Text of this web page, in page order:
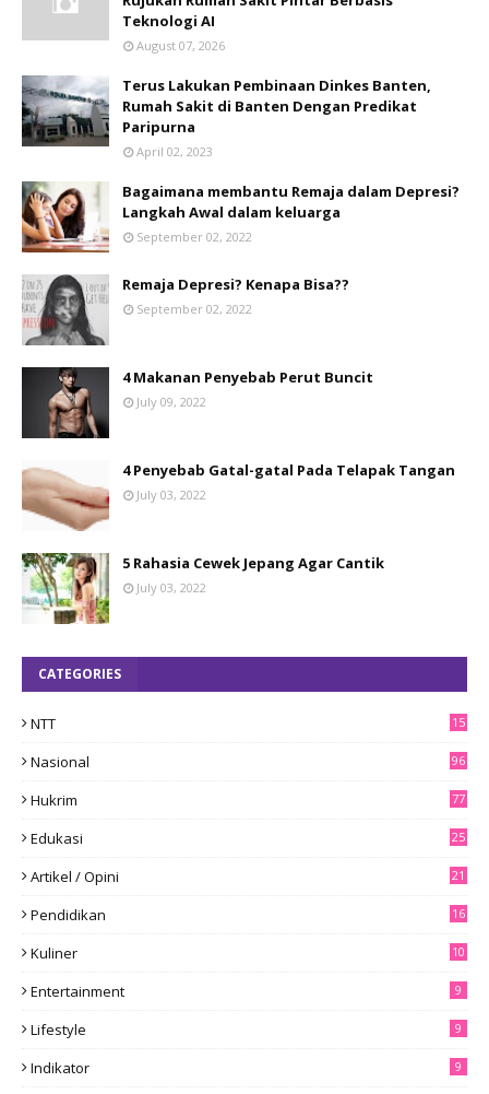
Teknologi AI
August 07, 2026
Terus Lakukan Pembinaan Dinkes Banten,
Rumah Sakit di Banten Dengan Predikat
Paripurna
April 02, 2023
Bagaimana membantu Remaja dalam Depresi?
Langkah Awal dalam keluarga
September 02, 2022
Remaja Depresi? Kenapa Bisa??
September 02, 2022
4 Makanan Penyebab Perut Buncit
July 09, 2022
4 Penyebab Gatal-gatal Pada Telapak Tangan
July 03, 2022
5 Rahasia Cewek Jepang Agar Cantik
July 03, 2022
CATEGORIES
NTT
15
Nasional 96
Hukrim 77
Edukasi 25
Artikel / Opini 21
Pendidikan 16
Kuliner 10
Entertainment 9
Lifestyle 9
Indikator 9